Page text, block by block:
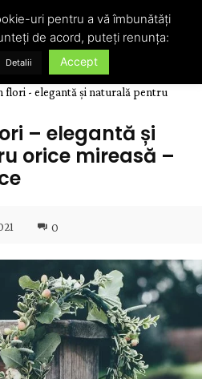
flori - elegantă și naturală pentru
– elegantă și
orice mireasă –
0
uri pentru a vă îmbunătăți
de acord, puteți renunța:
Detalii Accept